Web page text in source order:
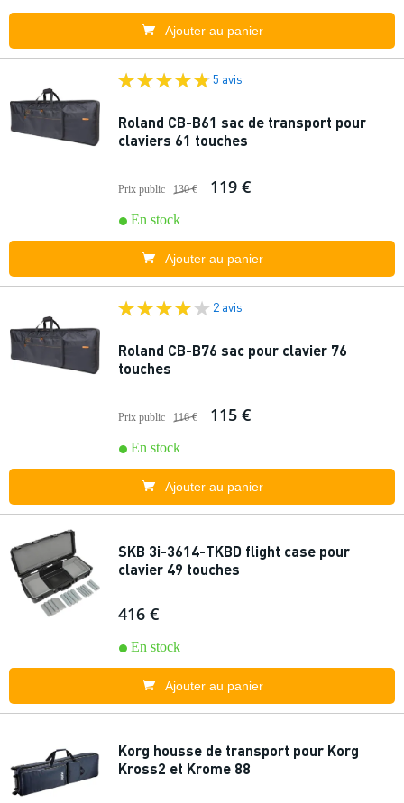
Ajouter au panier
5 avis
Roland CB-B61 sac de transport pour
claviers 61 touches
Prix public 130 € 119 €
En stock
Ajouter au panier
2 avis
Roland CB-B76 sac pour clavier 76
touches
Prix public 116 € 115 €
En stock
Ajouter au panier
SKB 3i-3614-TKBD flight case pour
clavier 49 touches
416 €
En stock
Ajouter au panier
Korg housse de transport pour Korg
Kross2 et Krome 88